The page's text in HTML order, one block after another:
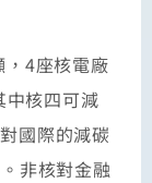
4座核電廠
中核四可減
國際的減碳
非核對金融